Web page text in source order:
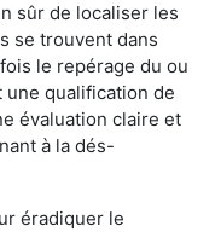
sûr de localiser les
se trouvent dans
le repérage du ou
qualification de
évaluation claire et
à la dés-
éradiquer le